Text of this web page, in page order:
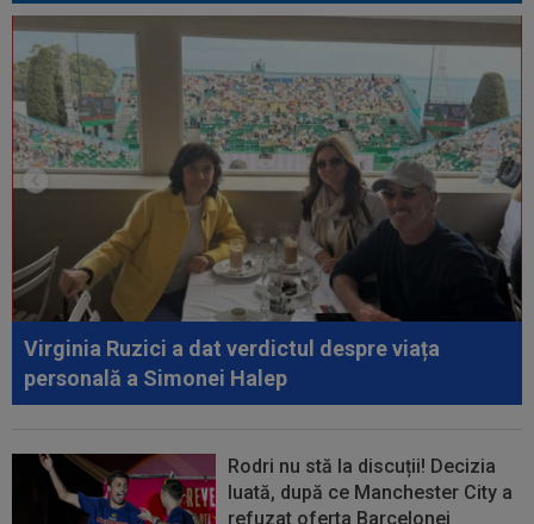
CFR Cluj. Peste Pancu la Rapid și de două ori...
00:39
Reacția total neașteptată a lui Nuno Campos,
întrebat de Adrian Mazilu după...
00:39
Florin Pîrvu a surprins pe toată lumea, după
umilința cu Dinamo
VIDEO
Barcelona a pierdut trofeul ”Friuli
Venezia Giulia Cup”! Udinese a dat lovitura...
00:20 VIDEO
Alex Musi a dat declarația serii, după
ce Dinamo a învins-o pe FC Voluntari cu...
00:20 VIDEO
Estrela - Sporting 2-2. Meci
spectaculos! Ianis Stoica a fost titular. Cele mai...
Virginia Ruzici a dat verdictul despre viața
personală a Simonei Halep
Rodri nu stă la discuții! Decizia
luată, după ce Manchester City a
refuzat oferta Barcelonei